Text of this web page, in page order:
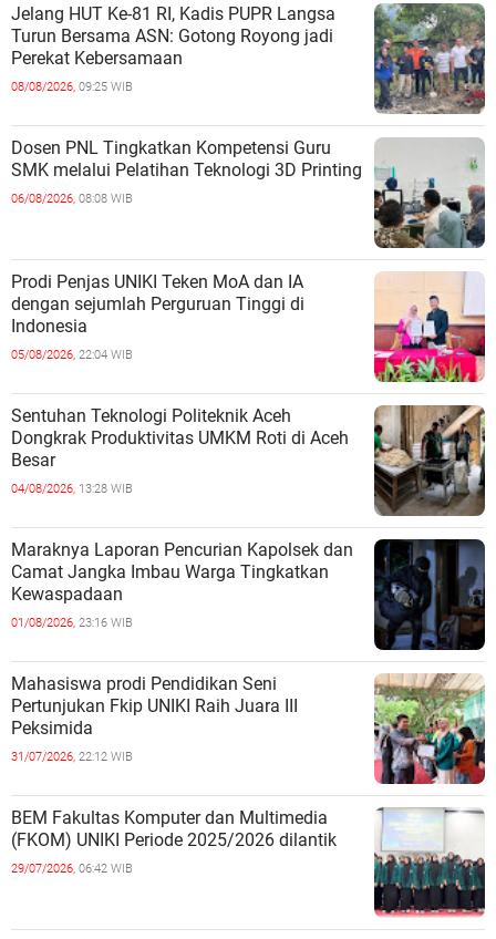
Jelang HUT Ke-81 RI, Kadis PUPR Langsa
Turun Bersama ASN: Gotong Royong jadi
Perekat Kebersamaan
08/08/2026, 09:25 WIB
Dosen PNL Tingkatkan Kompetensi Guru
SMK melalui Pelatihan Teknologi 3D Printing
06/08/2026, 08:08 WIB
Prodi Penjas UNIKI Teken MoA dan IA
dengan sejumlah Perguruan Tinggi di
Indonesia
05/08/2026, 22:04 WIB
Sentuhan Teknologi Politeknik Aceh
Dongkrak Produktivitas UMKM Roti di Aceh
Besar
04/08/2026, 13:28 WIB
Maraknya Laporan Pencurian Kapolsek dan
Camat Jangka Imbau Warga Tingkatkan
Kewaspadaan
01/08/2026, 23:16 WIB
Mahasiswa prodi Pendidikan Seni
Pertunjukan Fkip UNIKI Raih Juara III
Peksimida
31/07/2026, 22:12 WIB
BEM Fakultas Komputer dan Multimedia
(FKOM) UNIKI Periode 2025/2026 dilantik
29/07/2026, 06:42 WIB